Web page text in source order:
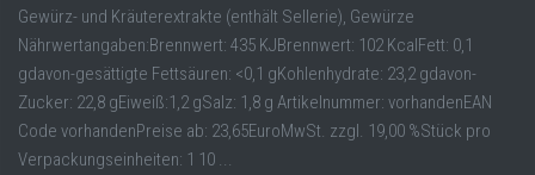
Gewürz- und Kräuterextrakte (enthält Sellerie), Gewürze
Nährwertangaben:Brennwert: 435 KJBrennwert: 102 KcalFett: 0,1
gdavon-gesättigte Fettsäuren: <0,1 gKohlenhydrate: 23,2 gdavon-
Zucker: 22,8 gEiweiß:1,2 gSalz: 1,8 g Artikelnummer: vorhandenEAN
Code vorhandenPreise ab: 23,65EuroMwSt. zzgl. 19,00 %Stück pro
Verpackungseinheiten: 1 10 ...